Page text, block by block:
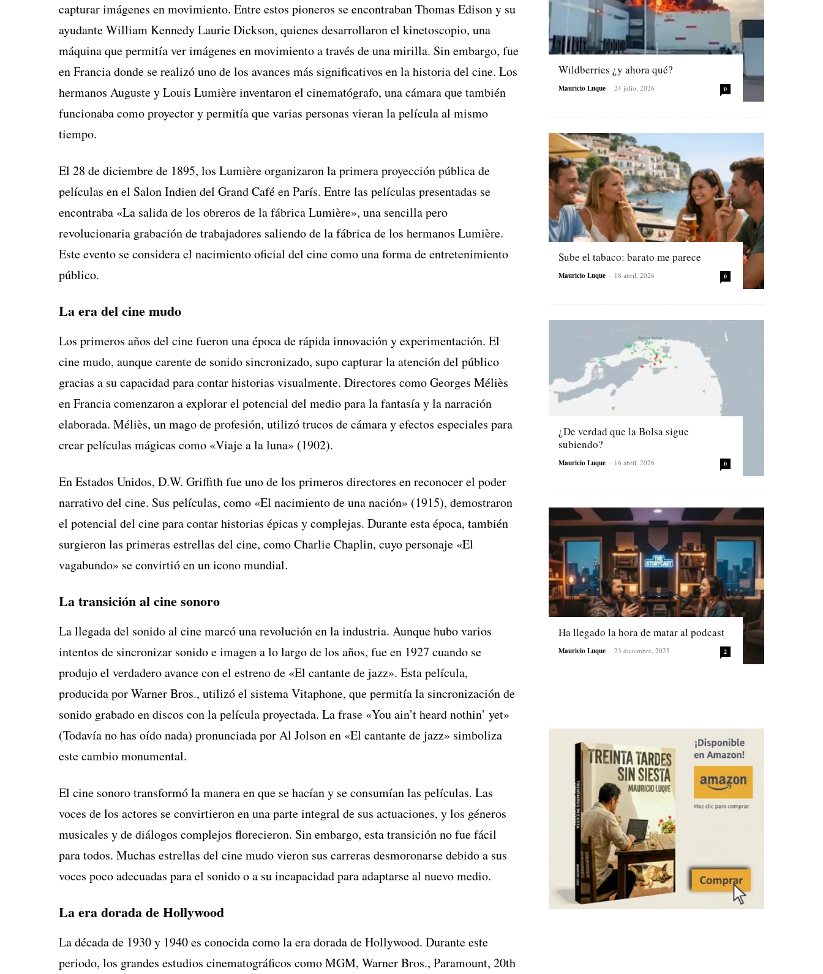
capturar imágenes en movimiento. Entre estos pioneros se encontraban Thomas Edison y su
ayudante William Kennedy Laurie Dickson, quienes desarrollaron el kinetoscopio, una
máquina que permitía ver imágenes en movimiento a través de una mirilla. Sin embargo, fue
en Francia donde se realizó uno de los avances más significativos en la historia del cine. Los
hermanos Auguste y Louis Lumière inventaron el cinematógrafo, una cámara que también
funcionaba como proyector y permitía que varias personas vieran la película al mismo
tiempo.
El 28 de diciembre de 1895, los Lumière organizaron la primera proyección pública de
películas en el Salon Indien del Grand Café en París. Entre las películas presentadas se
encontraba «La salida de los obreros de la fábrica Lumière», una sencilla pero
revolucionaria grabación de trabajadores saliendo de la fábrica de los hermanos Lumière.
Este evento se considera el nacimiento oficial del cine como una forma de entretenimiento
público.
La era del cine mudo
Los primeros años del cine fueron una época de rápida innovación y experimentación. El
cine mudo, aunque carente de sonido sincronizado, supo capturar la atención del público
gracias a su capacidad para contar historias visualmente. Directores como Georges Méliès
en Francia comenzaron a explorar el potencial del medio para la fantasía y la narración
elaborada. Méliès, un mago de profesión, utilizó trucos de cámara y efectos especiales para
crear películas mágicas como «Viaje a la luna» (1902).
En Estados Unidos, D.W. Griffith fue uno de los primeros directores en reconocer el poder
narrativo del cine. Sus películas, como «El nacimiento de una nación» (1915), demostraron
el potencial del cine para contar historias épicas y complejas. Durante esta época, también
surgieron las primeras estrellas del cine, como Charlie Chaplin, cuyo personaje «El
vagabundo» se convirtió en un icono mundial.
La transición al cine sonoro
La llegada del sonido al cine marcó una revolución en la industria. Aunque hubo varios
intentos de sincronizar sonido e imagen a lo largo de los años, fue en 1927 cuando se
produjo el verdadero avance con el estreno de «El cantante de jazz». Esta película,
producida por Warner Bros., utilizó el sistema Vitaphone, que permitía la sincronización de
sonido grabado en discos con la película proyectada. La frase «You ain’t heard nothin’ yet»
(Todavía no has oído nada) pronunciada por Al Jolson en «El cantante de jazz» simboliza
este cambio monumental.
El cine sonoro transformó la manera en que se hacían y se consumían las películas. Las
voces de los actores se convirtieron en una parte integral de sus actuaciones, y los géneros
musicales y de diálogos complejos florecieron. Sin embargo, esta transición no fue fácil
para todos. Muchas estrellas del cine mudo vieron sus carreras desmoronarse debido a sus
voces poco adecuadas para el sonido o a su incapacidad para adaptarse al nuevo medio.
La era dorada de Hollywood
La década de 1930 y 1940 es conocida como la era dorada de Hollywood. Durante este
periodo, los grandes estudios cinematográficos como MGM, Warner Bros., Paramount, 20th
Wildberries ¿y ahora qué?
Mauricio Luque - 24 julio, 2026 0
Sube el tabaco: barato me parece
Mauricio Luque - 18 abril, 2026 0
¿De verdad que la Bolsa sigue
subiendo?
Mauricio Luque - 16 abril, 2026 0
Ha llegado la hora de matar al podcast
Mauricio Luque - 23 diciembre, 2025 2